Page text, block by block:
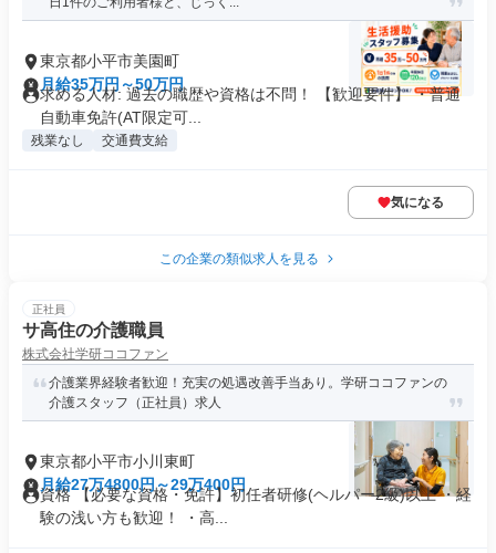
東京都小平市美園町
月給35万円～50万円
求める人材: 過去の職歴や資格は不問！ 【歓迎要件】 ・普通
自動車免許(AT限定可...
残業なし 交通費支給
気になる
この企業の類似求人を見る
正社員
サ高住の介護職員
株式会社学研ココファン
介護業界経験者歓迎！充実の処遇改善手当あり。学研ココファンの
介護スタッフ（正社員）求人
東京都小平市小川東町
月給27万4800円～29万400円
資格 【必要な資格・免許】初任者研修(ヘルパー2級)以上 ・経
験の浅い方も歓迎！ ・高...